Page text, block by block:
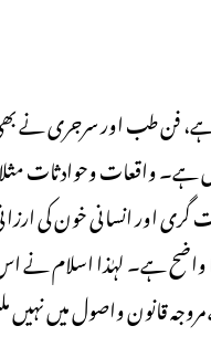
ہے، فن طب اور سرجری نے
ہے۔ واقعات وحوادثات
اور انسانی خون کی
ہے۔ لہٰذا اسلام نے
قانون واصول میں نہیں